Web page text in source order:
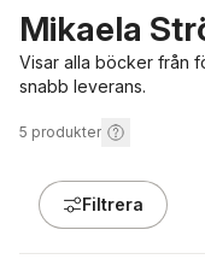
Mikaela
Visar alla böcker från
snabb leverans.
5 produkter
Filtrera